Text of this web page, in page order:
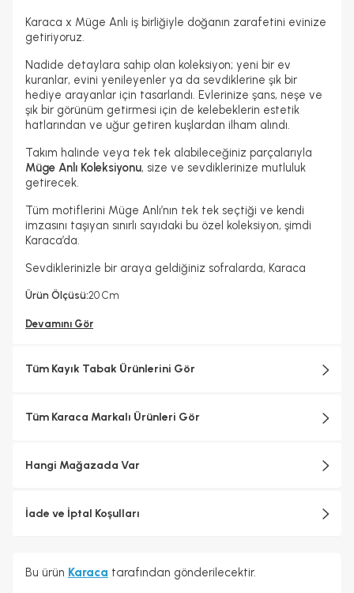
Karaca x Müge Anlı iş birliğiyle doğanın zarafetini evinize
getiriyoruz.
Nadide detaylara sahip olan koleksiyon; yeni bir ev
kuranlar, evini yenileyenler ya da sevdiklerine şık bir
hediye arayanlar için tasarlandı. Evlerinize şans, neşe ve
şık bir görünüm getirmesi için de kelebeklerin estetik
hatlarından ve uğur getiren kuşlardan ilham alındı.
Takım halinde veya tek tek alabileceğiniz parçalarıyla
Müge Anlı Koleksiyonu, size ve sevdiklerinize mutluluk
getirecek.
Tüm motiflerini Müge Anlı’nın tek tek seçtiği ve kendi
imzasını taşıyan sınırlı sayıdaki bu özel koleksiyon, şimdi
Karaca’da.
Sevdiklerinizle bir araya geldiğiniz sofralarda, Karaca
Ürün Ölçüsü:20 Cm
Devamını Gör
Tüm Kayık Tabak Ürünlerini Gör
Tüm Karaca Markalı Ürünleri Gör
Hangi Mağazada Var
İade ve İptal Koşulları
Bu ürün Karaca tarafından gönderilecektir.